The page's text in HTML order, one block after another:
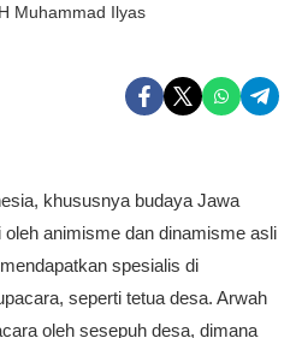
khususnya budaya Jawa
animisme dan dinamisme asli
spesialis di
seperti tetua desa. Arwah
oleh sesepuh desa, dimana